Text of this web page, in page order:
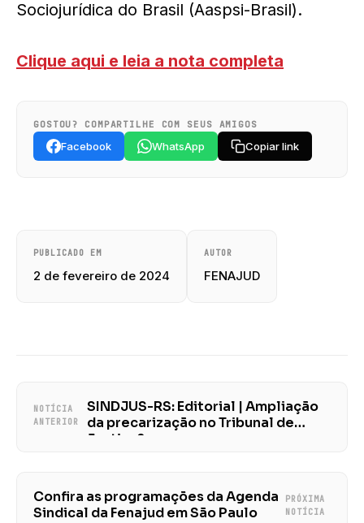
Sociojurídica do Brasil (Aaspsi-Brasil).
Clique aqui e leia a nota completa
GOSTOU? COMPARTILHE COM SEUS AMIGOS
Facebook WhatsApp Copiar link
PUBLICADO EM
2 de fevereiro de 2024
AUTOR
FENAJUD
NOTÍCIA
ANTERIOR
SINDJUS-RS: Editorial | Ampliação
da precarização no Tribunal de
Justiça?
Confira as programações da Agenda
Sindical da Fenajud em São Paulo
PRÓXIMA
NOTÍCIA